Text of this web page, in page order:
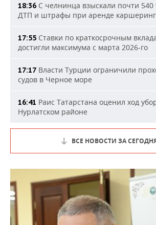
18:36 С челнинца взыскали почти 540
ДТП и штрафы при аренде
17:55 Ставки по краткосрочным
достигли максимума с марта 2026-го
17:17 Власти Турции ограничили
судов в Черное море
16:41 Раис Татарстана оценил ход
Нурлатском районе
ВСЕ НОВОСТИ ЗА